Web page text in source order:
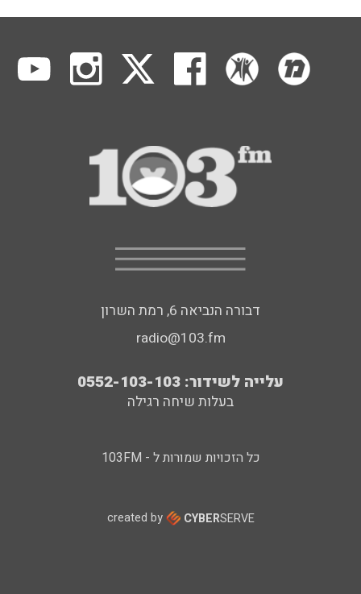
דבורה הנביאה 6, רמת השרון
radio@103.fm
עלייה לשידור: 0552-103-103
בעלות שיחה רגילה
כל הזכויות שמורות ל - 103FM
created by CYBERSERVE